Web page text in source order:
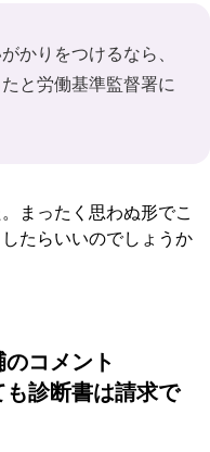
かりをつけるなら、
と労働基準監督署に
まったく思わぬ形でこ
たらいいのでしょうか
コメント
診断書は請求で